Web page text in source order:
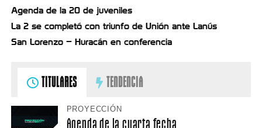
Agenda de la 20 de juveniles
La 2 se completó con triunfo de Unión ante Lanús
San Lorenzo – Huracán en conferencia
TITULARES TENDENCIA
PROYECCIÓN
Agenda de la cuarta fecha